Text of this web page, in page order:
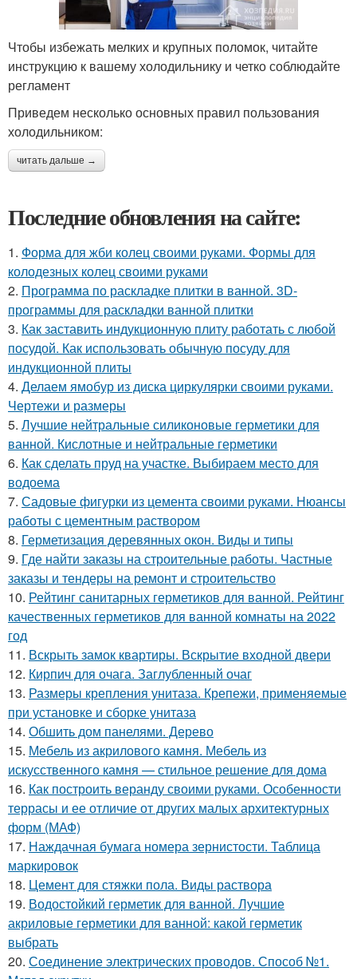
Чтобы избежать мелких и крупных поломок, читайте
инструкцию к вашему холодильнику и четко соблюдайте
регламент
Приведем несколько основных правил пользования
холодильником:
читать дальше →
Последние обновления на сайте:
1. Форма для жби колец своими руками. Формы для
колодезных колец своими руками
2. Программа по раскладке плитки в ванной. 3D-
программы для раскладки ванной плитки
3. Как заставить индукционную плиту работать с любой
посудой. Как использовать обычную посуду для
индукционной плиты
4. Делаем ямобур из диска циркулярки своими руками.
Чертежи и размеры
5. Лучшие нейтральные силиконовые герметики для
ванной. Кислотные и нейтральные герметики
6. Как сделать пруд на участке. Выбираем место для
водоема
7. Садовые фигурки из цемента своими руками. Нюансы
работы с цементным раствором
8. Герметизация деревянных окон. Виды и типы
9. Где найти заказы на строительные работы. Частные
заказы и тендеры на ремонт и строительство
10. Рейтинг санитарных герметиков для ванной. Рейтинг
качественных герметиков для ванной комнаты на 2022
год
11. Вскрыть замок квартиры. Вскрытие входной двери
12. Кирпич для очага. Заглубленный очаг
13. Размеры крепления унитаза. Крепежи, применяемые
при установке и сборке унитаза
14. Обшить дом панелями. Дерево
15. Мебель из акрилового камня. Мебель из
искусственного камня — стильное решение для дома
16. Как построить веранду своими руками. Особенности
террасы и ее отличие от других малых архитектурных
форм (МАФ)
17. Наждачная бумага номера зернистости. Таблица
маркировок
18. Цемент для стяжки пола. Виды раствора
19. Водостойкий герметик для ванной. Лучшие
акриловые герметики для ванной: какой герметик
выбрать
20. Соединение электрических проводов. Способ №1.